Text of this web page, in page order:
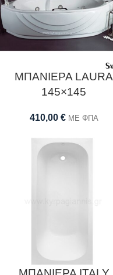
ΜΠΑΝΙΕΡΑ LAURA
145×145
410,00 € ΜΕ ΦΠΑ